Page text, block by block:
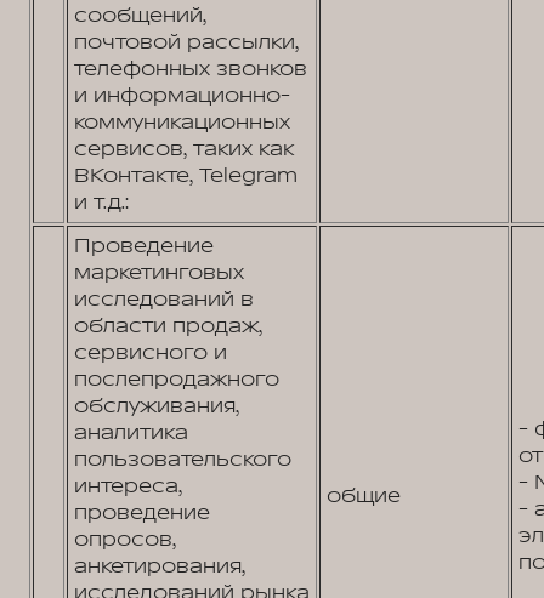
сообщений,
почтовой рассылки,
телефонных звонков
и информационно-
коммуникационных
сервисов, таких как
ВКонтакте, Telegram
и т.д.:
Проведение
маркетинговых
исследований в
области продаж,
сервисного и
послепродажного
обслуживания,
аналитика
пользовательского
интереса,
проведение
опросов,
анкетирования,
общие
-
-
-